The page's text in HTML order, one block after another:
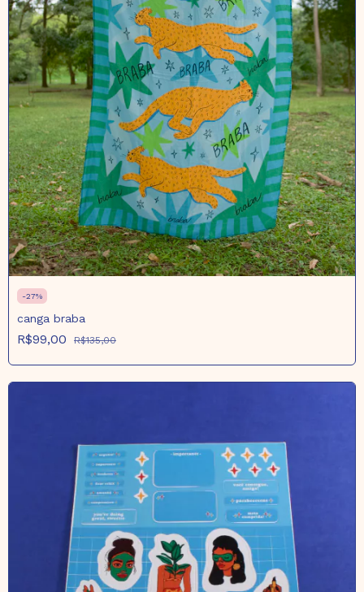
-27%
canga braba
R$99,00 R$135,00